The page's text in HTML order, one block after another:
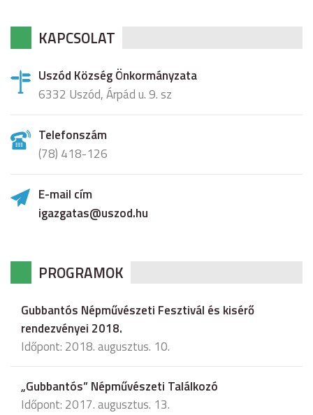
KAPCSOLAT
Uszód Község Önkormányzata
6332 Uszód, Árpád u. 9. sz
Telefonszám
(78) 418-126
E-mail cím
igazgatas@uszod.hu
PROGRAMOK
Gubbantós Népművészeti Fesztivál és kisérő
rendezvényei 2018.
Időpont: 2018. augusztus. 10.
„Gubbantós” Népművészeti Találkozó
Időpont: 2017. augusztus. 13.